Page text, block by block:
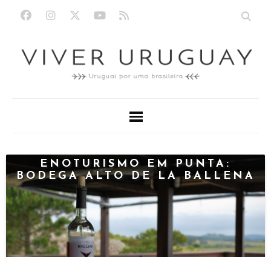
ENOTURISMO EM PUNTA:
BODEGA ALTO DE LA BALLENA